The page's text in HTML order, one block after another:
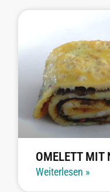
OMELETT MIT
Weiterlesen »